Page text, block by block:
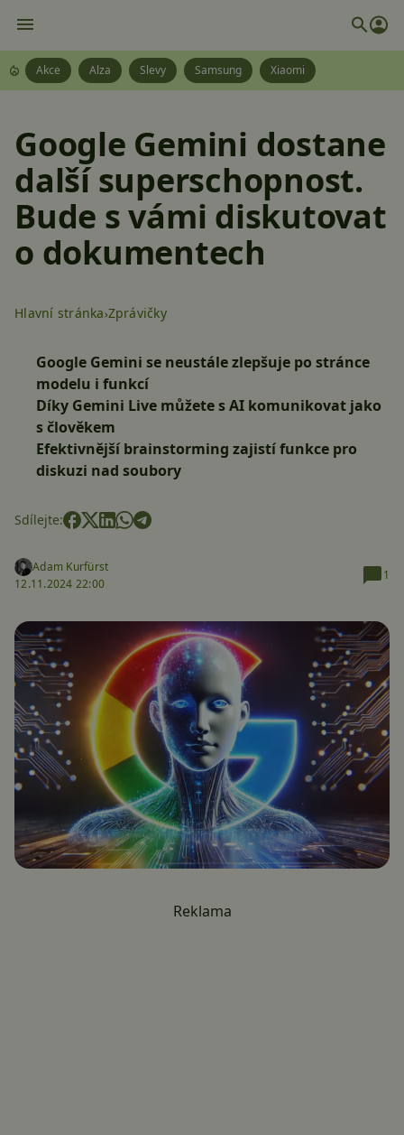
Akce Alza Slevy Samsung Xiaomi
Google Gemini dostane
další superschopnost.
Bude s vámi diskutovat
o dokumentech
Hlavní stránka Zprávičky
Google Gemini se neustále zlepšuje po stránce
modelu i funkcí
Díky Gemini Live můžete s AI komunikovat jako
s člověkem
Efektivnější brainstorming zajistí funkce pro
diskuzi nad soubory
Sdílejte:
Adam Kurfürst
12.11.2024 22:00
1
Reklama